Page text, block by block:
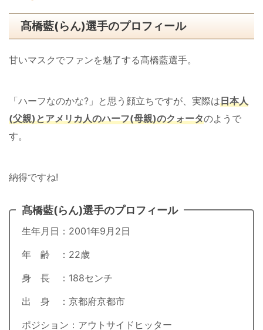
髙橋藍(らん)選手のプロフィール
甘いマスクでファンを魅了する髙橋藍選手。
「ハーフなのかな?」と思う顔立ちですが、実際は日本人
(父親)とアメリカ人のハーフ(母親)のクォータのようで
す。
納得ですね!
髙橋藍(らん)選手のプロフィール
生年月日：2001年9月2日
年 齢 ：22歳
身 長 ：188センチ
出 身 ：京都府京都市
ポジション：アウトサイドヒッター